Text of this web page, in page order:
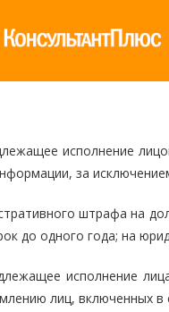
исполнение
за
штрафа на
до одного года; на
исполнение
лиц, включенных в